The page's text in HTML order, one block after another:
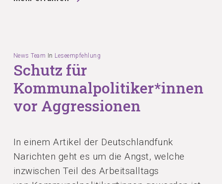
News Team In Leseempfehlung
Schutz für
Kommunalpolitiker*innen
vor Aggressionen
In einem Artikel der Deutschlandfunk
Narichten geht es um die Angst, welche
inzwischen Teil des Arbeitsalltags